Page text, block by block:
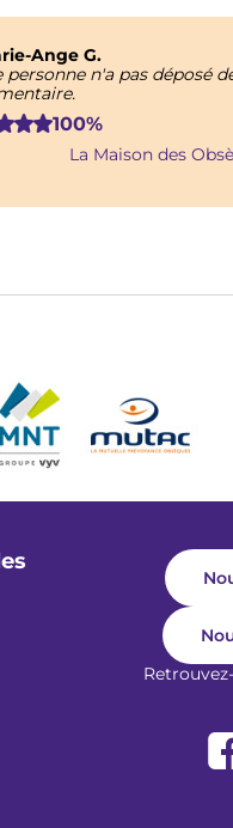
Ange G.
personne n'a pas déposé
100%
La Maison des